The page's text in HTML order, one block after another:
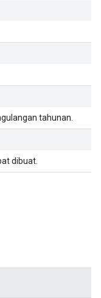
tahunan.
dibuat.